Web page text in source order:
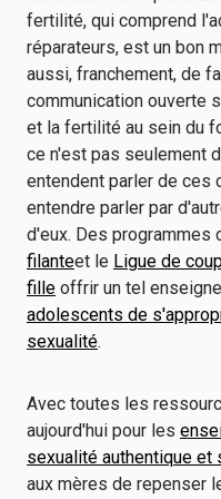
fertilité, qui comprend
réparateurs, est un bon
aussi, franchement, de
communication ouverte
et la fertilité au sein du
ce n'est pas seulement
entendent parler de ces
entendre parler par
d'eux. Des programmes
filanteet le Ligue de
fille offrir un tel
adolescents de
sexualité.
Avec toutes les
aujourd'hui pour les
sexualité authentique et
aux mères de repenser